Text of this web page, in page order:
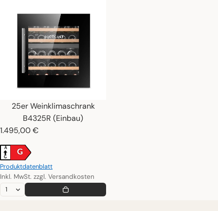
25er Weinklimaschrank
B4325R (Einbau)
1.495,00 €
A
G
G
Produktdatenblatt
Inkl. MwSt. zzgl. Versandkosten